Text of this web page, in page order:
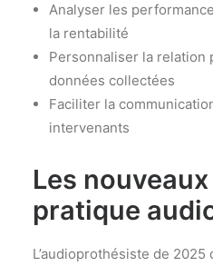
Analyser les
la rentabilité
Personnaliser la relation
données collectées
Faciliter la
intervenants
Les
pratique
L’audioprothésiste de 2025